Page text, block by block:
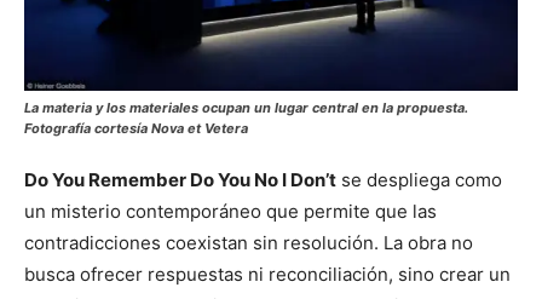
La materia y los materiales ocupan un lugar central en la propuesta.
Fotografía cortesía Nova et Vetera
Do You Remember Do You No I Don’t se despliega como
un misterio contemporáneo que permite que las
contradicciones coexistan sin resolución. La obra no
busca ofrecer respuestas ni reconciliación, sino crear un